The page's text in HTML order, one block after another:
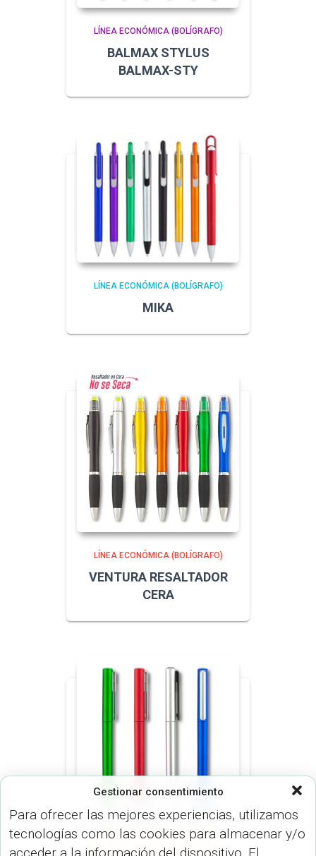
Gestionar consentimiento
Para ofrecer las mejores experiencias, utilizamos
tecnologías como las cookies para almacenar y/o
LÍNEA ECONÓMICA (BOLÍGRAFO)
BALMAX STYLUS
BALMAX-STY
LÍNEA ECONÓMICA (BOLÍGRAFO)
MIKA
LÍNEA ECONÓMICA (BOLÍGRAFO)
VENTURA RESALTADOR
CERA
LÍNEA ECONÓMICA (BOLÍGRAFO)